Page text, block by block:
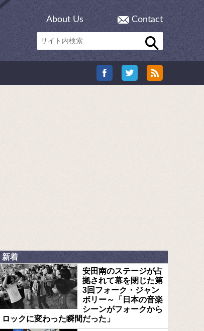
About Us Contact
新着
安田南のステージが占
拠されて幕を閉じた第
3回フォーク・ジャン
ボリー～「日本の音楽
シーンがフォークから
ロックに変わった瞬間だった」